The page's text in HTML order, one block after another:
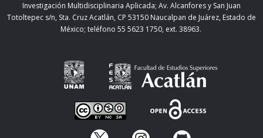
Investigación Multidisciplinaria Aplicada; Av. Alcanfores y San Juan
Totoltepec s/n, Sta. Cruz Acatlán, CP 53150 Naucalpan de Juárez, Estado de
México; teléfono 55 5623 1750, ext. 38963.